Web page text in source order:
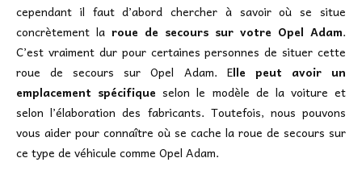
cependant il faut d’abord chercher à savoir où se situe
concrètement la roue de secours sur votre Opel Adam.
C’est vraiment dur pour certaines personnes de situer cette
roue de secours sur Opel Adam. Elle peut avoir un
emplacement spécifique selon le modèle de la voiture et
selon l’élaboration des fabricants. Toutefois, nous pouvons
vous aider pour connaître où se cache la roue de secours sur
ce type de véhicule comme Opel Adam.